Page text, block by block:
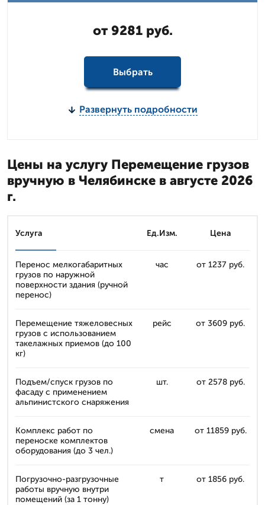
от 9281 руб.
Выбрать
Развернуть подробности
Цены на услугу Перемещение грузов
вручную в Челябинске в августе 2026
г.
Услуга Ед.Изм. Цена
Перенос мелкогабаритных
грузов по наружной
поверхности здания (ручной
перенос)
час от 1237 руб.
Перемещение тяжеловесных
грузов с использованием
такелажных приемов (до 100
кг)
рейс от 3609 руб.
Подъем/спуск грузов по
фасаду с применением
альпинистского снаряжения
шт. от 2578 руб.
Комплекс работ по
переноске комплектов
оборудования (до 3 чел.)
смена от 11859 руб.
Погрузочно-разгрузочные
работы вручную внутри
помещений (за 1 тонну)
т от 1856 руб.